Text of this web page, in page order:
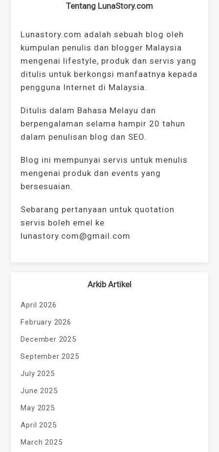
Tentang LunaStory.com
Lunastory.com adalah sebuah blog oleh
kumpulan penulis dan blogger Malaysia
mengenai lifestyle, produk dan servis yang
ditulis untuk berkongsi manfaatnya kepada
pengguna Internet di Malaysia.
Ditulis dalam Bahasa Melayu dan
berpengalaman selama hampir 20 tahun
dalam penulisan blog dan SEO.
Blog ini mempunyai servis untuk menulis
mengenai produk dan events yang
bersesuaian.
Sebarang pertanyaan untuk quotation
servis boleh emel ke
lunastory.com@gmail.com
Arkib Artikel
April 2026
February 2026
December 2025
September 2025
July 2025
June 2025
May 2025
April 2025
March 2025